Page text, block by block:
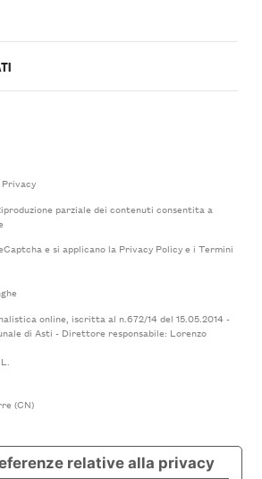
Privacy
parziale dei contenuti consentita a
e si applicano la Privacy Policye i Termini
online, iscritta al n.672/14 del 15.05.2014 -
di Asti - Direttore responsabile: Lorenzo
(CN)
relative alla privacy